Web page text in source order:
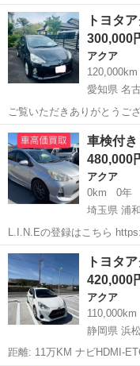
お問合せ下…
広島 東広島市 アク
トヨタ
300,000
アクア
120,000km
愛知県 名
ご覧いただきありがとうございます。 トヨタ アク
行距離...12万 色···ブラック 車検 2年 エンジン始
ッドバッテリー問題無し 走
コン...
愛知 名古屋市 アク
車検付
480,000
アクア
0km
0年
埼玉県 浦
L.I.N.Eの登録はこちら
080.5374.2000 気軽にお問い合わせ下さい 買
車検が切れた車等 何でも買
埼玉 さいたま市
トヨタ
420,000
アクア
110,000km
静岡県 浜
距離: 11万KM ナビHDMI-